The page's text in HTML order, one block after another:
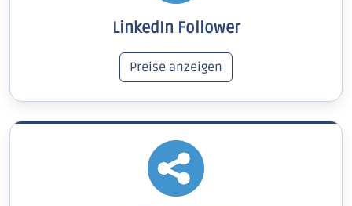
LinkedIn Follower
Preise anzeigen